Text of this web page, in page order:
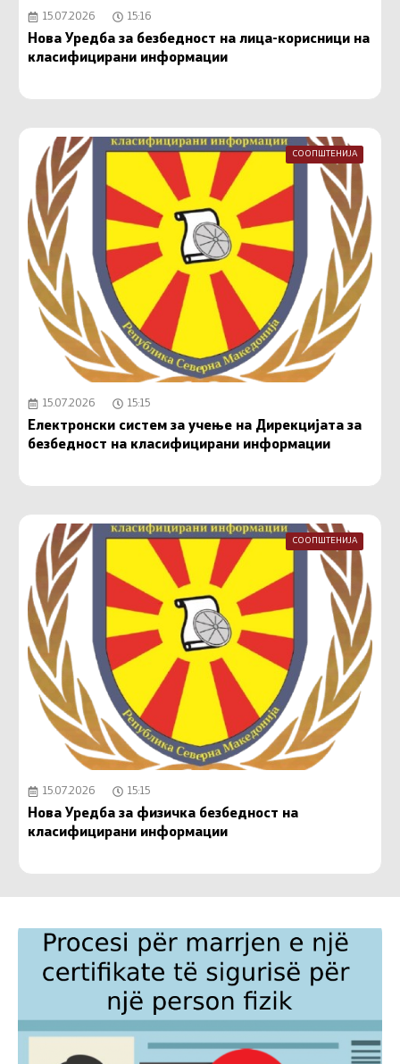
15.07.2026 15:16
Нова Уредба за безбедност на лица-корисници на
класифицирани информации
СООПШТЕНИЈА
15.07.2026 15:15
Електронски систем за учење на Дирекцијата за
безбедност на класифицирани информации
СООПШТЕНИЈА
15.07.2026 15:15
Нова Уредба за физичка безбедност на
класифицирани информации